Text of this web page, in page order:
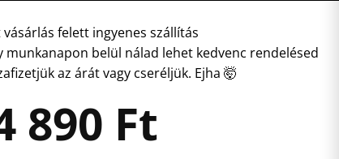
vásárlás felett ingyenes szállítás
munkanapon belül nálad lehet kedvenc rendelésed
az árát vagy cseréljük. Ejha 🤯
890 Ft